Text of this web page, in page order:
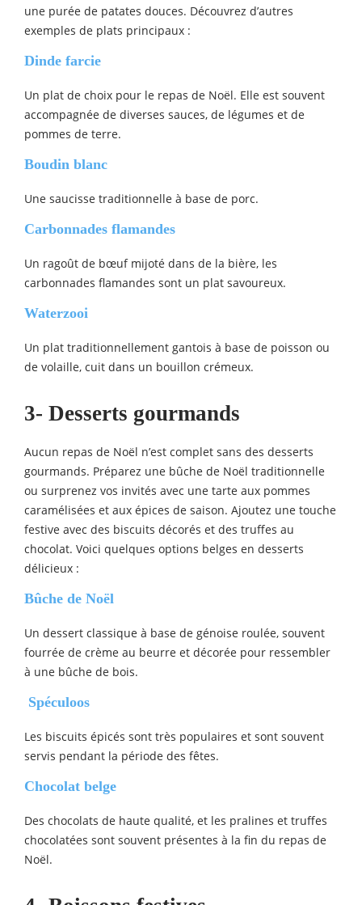
une purée de patates douces. Découvrez d’autres
exemples de plats principaux :
Dinde farcie
Un plat de choix pour le repas de Noël. Elle est souvent
accompagnée de diverses sauces, de légumes et de
pommes de terre.
Boudin blanc
Une saucisse traditionnelle à base de porc.
Carbonnades flamandes
Un ragoût de bœuf mijoté dans de la bière, les
carbonnades flamandes sont un plat savoureux.
Waterzooi
Un plat traditionnellement gantois à base de poisson ou
de volaille, cuit dans un bouillon crémeux.
3- Desserts gourmands
Aucun repas de Noël n’est complet sans des desserts
gourmands. Préparez une bûche de Noël traditionnelle
ou surprenez vos invités avec une tarte aux pommes
caramélisées et aux épices de saison. Ajoutez une touche
festive avec des biscuits décorés et des truffes au
chocolat. Voici quelques options belges en desserts
délicieux :
Bûche de Noël
Un dessert classique à base de génoise roulée, souvent
fourrée de crème au beurre et décorée pour ressembler
à une bûche de bois.
Spéculoos
Les biscuits épicés sont très populaires et sont souvent
servis pendant la période des fêtes.
Chocolat belge
Des chocolats de haute qualité, et les pralines et truffes
chocolatées sont souvent présentes à la fin du repas de
Noël.